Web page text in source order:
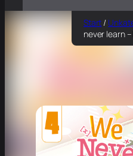
Start /
never learn